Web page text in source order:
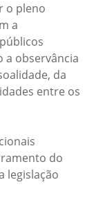
o pleno
a
observância
da
entre os
do
legislação